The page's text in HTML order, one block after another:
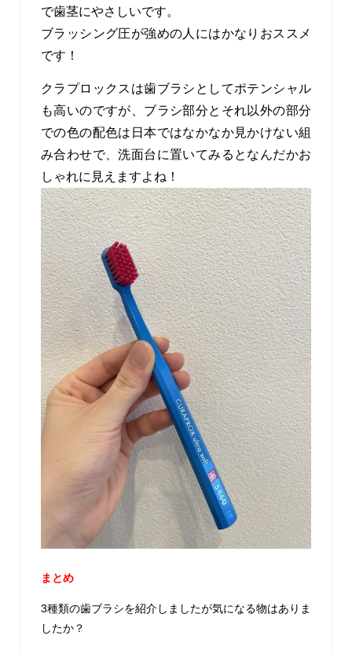
で歯茎にやさしいです。
ブラッシング圧が強めの人にはかなりおススメ
です！
クラプロックスは歯ブラシとしてポテンシャル
も高いのですが、ブラシ部分とそれ以外の部分
での色の配色は日本ではなかなか見かけない組
み合わせで、洗面台に置いてみるとなんだかお
しゃれに見えますよね！
まとめ
3種類の歯ブラシを紹介しましたが気になる物はありま
したか？